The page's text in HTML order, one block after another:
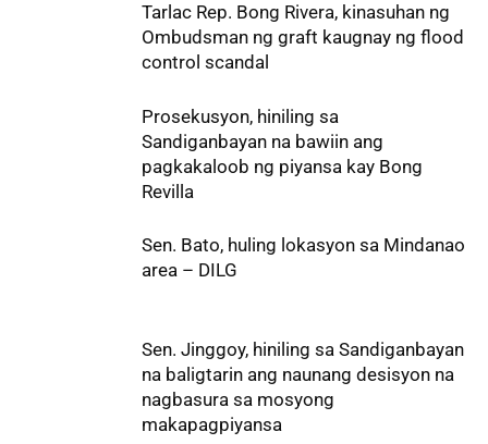
Tarlac Rep. Bong Rivera, kinasuhan ng
Ombudsman ng graft kaugnay ng flood
control scandal
Prosekusyon, hiniling sa
Sandiganbayan na bawiin ang
pagkakaloob ng piyansa kay Bong
Revilla
Sen. Bato, huling lokasyon sa Mindanao
area – DILG
Sen. Jinggoy, hiniling sa Sandiganbayan
na baligtarin ang naunang desisyon na
nagbasura sa mosyong
makapagpiyansa